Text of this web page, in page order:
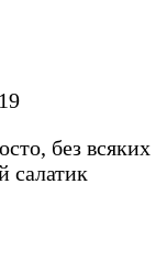
без всяких
салатик